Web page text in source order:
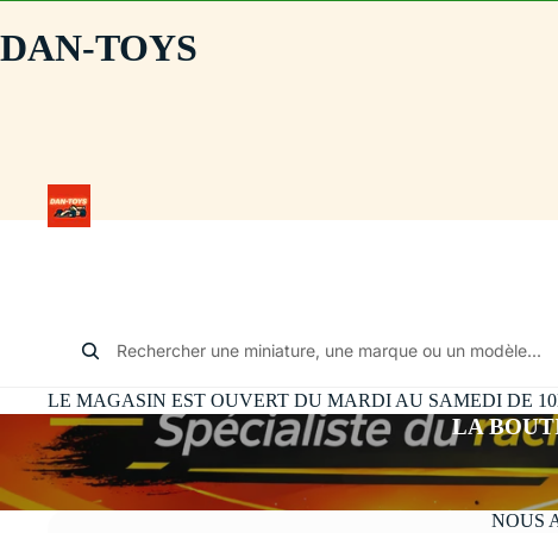
DAN-TOYS
Rechercher une miniature, une marque ou un modèle...
LE MAGASIN EST OUVERT DU MARDI AU SAMEDI DE
LA
NOUS